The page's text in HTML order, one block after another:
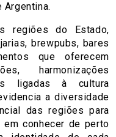
Argentina.
regiões do Estado,
brewpubs, bares
que oferecem
harmonizações
ligadas à cultura
a diversidade
das regiões para
conhecer de perto